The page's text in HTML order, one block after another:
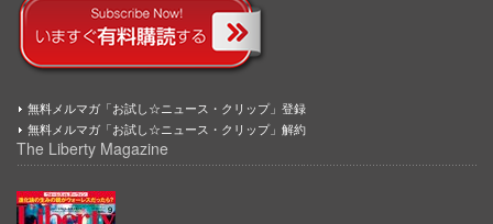
無料メルマガ「お試し☆ニュース・クリップ」登録
無料メルマガ「お試し☆ニュース・クリップ」解約
The Liberty Magazine